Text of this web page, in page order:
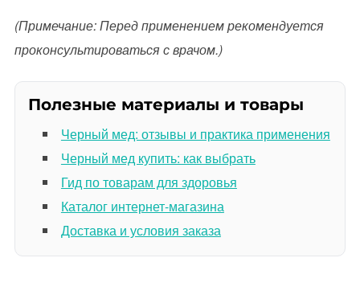
(Примечание: Перед применением рекомендуется
проконсультироваться с врачом.)
Полезные материалы и товары
Черный мед: отзывы и практика применения
Черный мед купить: как выбрать
Гид по товарам для здоровья
Каталог интернет-магазина
Доставка и условия заказа